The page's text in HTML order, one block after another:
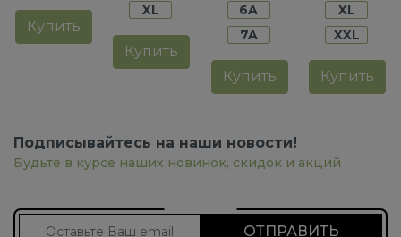
Купить
XL
Купить
6A
7A
Купить
XL
XXL
Купить
Подписывайтесь на наши новости!
Будьте в курсе наших новинок, скидок и акций